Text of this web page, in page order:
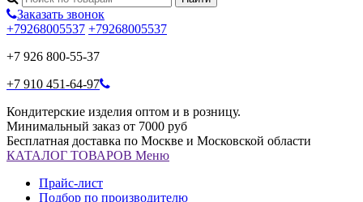
Заказать звонок
+79268005537 +79268005537
+7 926 800-55-37
+7 910 451-64-97
Кондитерские изделия оптом и в розницу.
Минимальный заказ от 7000 руб
Бесплатная доставка по Москве и Московской области
КАТАЛОГ ТОВАРОВ Меню
Прайс-лист
Подбор по производителю